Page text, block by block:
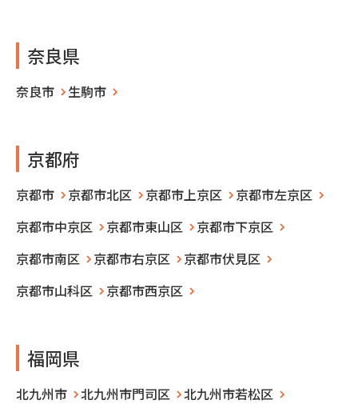
奈良県
奈良市 生駒市
京都府
京都市 京都市北区 京都市上京区
京都市左京区
京都市中京区
京都市東山区
京都市下京区
京都市南区
京都市右京区
京都市伏見区
京都市山科区
京都市西京区
福岡県
北九州市 北九州市門司区
北九州市若松区